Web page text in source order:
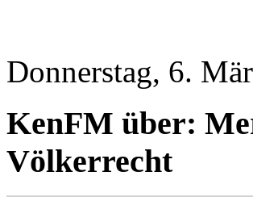
Donnerstag, 6.
KenFM über:
Völkerrecht